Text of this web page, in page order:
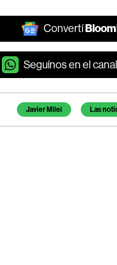
Convertí
Seguínos en el canal
artículoJavier Milei Las